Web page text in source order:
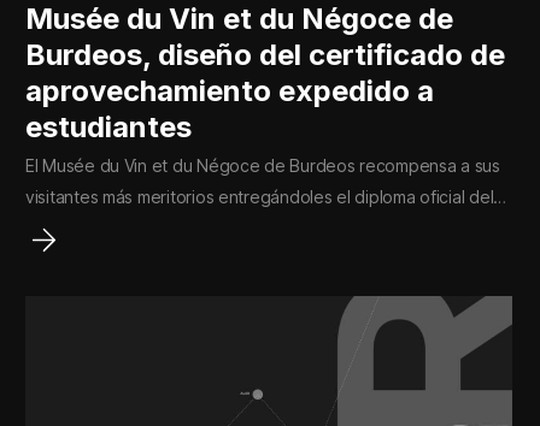
Musée du Vin et du Négoce de
Burdeos, diseño del certificado de
aprovechamiento expedido a
estudiantes
El Musée du Vin et du Négoce de Burdeos recompensa a sus
visitantes más meritorios entregándoles el diploma oficial del…